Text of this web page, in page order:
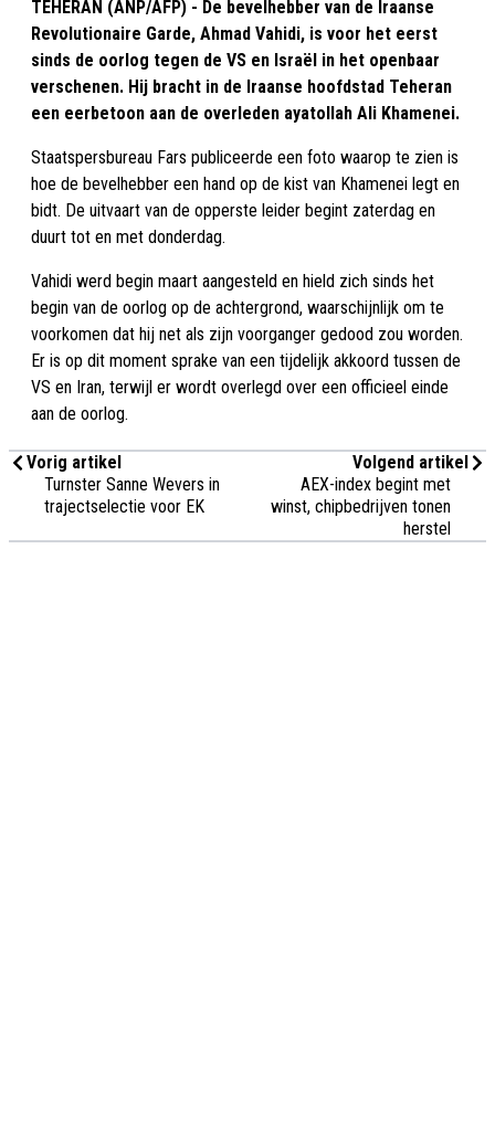
TEHERAN (ANP/AFP) - De bevelhebber van de Iraanse
Revolutionaire Garde, Ahmad Vahidi, is voor het eerst
sinds de oorlog tegen de VS en Israël in het openbaar
verschenen. Hij bracht in de Iraanse hoofdstad Teheran
een eerbetoon aan de overleden ayatollah Ali Khamenei.
Staatspersbureau Fars publiceerde een foto waarop te zien is
hoe de bevelhebber een hand op de kist van Khamenei legt en
bidt. De uitvaart van de opperste leider begint zaterdag en
duurt tot en met donderdag.
Vahidi werd begin maart aangesteld en hield zich sinds het
begin van de oorlog op de achtergrond, waarschijnlijk om te
voorkomen dat hij net als zijn voorganger gedood zou worden.
Er is op dit moment sprake van een tijdelijk akkoord tussen de
VS en Iran, terwijl er wordt overlegd over een officieel einde
aan de oorlog.
Vorig artikel
Turnster Sanne Wevers in
trajectselectie voor EK
Volgend artikel
AEX-index begint met
winst, chipbedrijven tonen
herstel